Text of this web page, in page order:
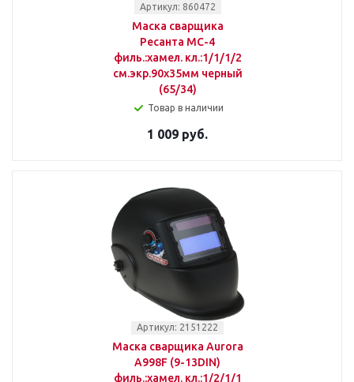
Артикул: 860472
Маска сварщика
Ресанта МС-4
филь.:хамел. кл.:1/1/1/2
см.экр.90x35мм черный
(65/34)
Товар в наличии
1 009 руб.
Артикул: 2151222
Маска сварщика Aurora
A998F (9-13DIN)
филь.:хамел. кл.:1/2/1/1